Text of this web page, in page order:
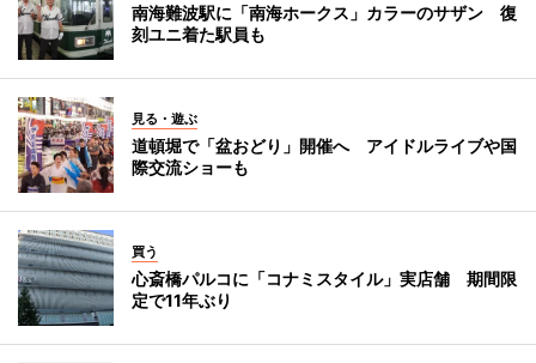
南海難波駅に「南海ホークス」カラーのサザン 復
刻ユニ着た駅員も
見る・遊ぶ
道頓堀で「盆おどり」開催へ アイドルライブや国
際交流ショーも
買う
心斎橋パルコに「コナミスタイル」実店舗 期間限
定で11年ぶり